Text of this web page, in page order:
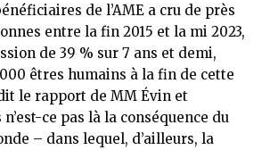
de l’AME a cru de près
entre la fin 2015 et la mi 2023,
de 39 % sur 7 ans et demi,
êtres humains à la fin de cette
le rapport de MM Évin et
ce pas là la conséquence du
– dans lequel, d’ailleurs, la